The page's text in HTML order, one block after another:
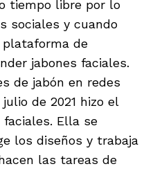
tiempo libre por lo
sociales y cuando
de
jabones faciales.
de jabón en redes
de 2021 hizo el
Ella se
los diseños y trabaja
las tareas de